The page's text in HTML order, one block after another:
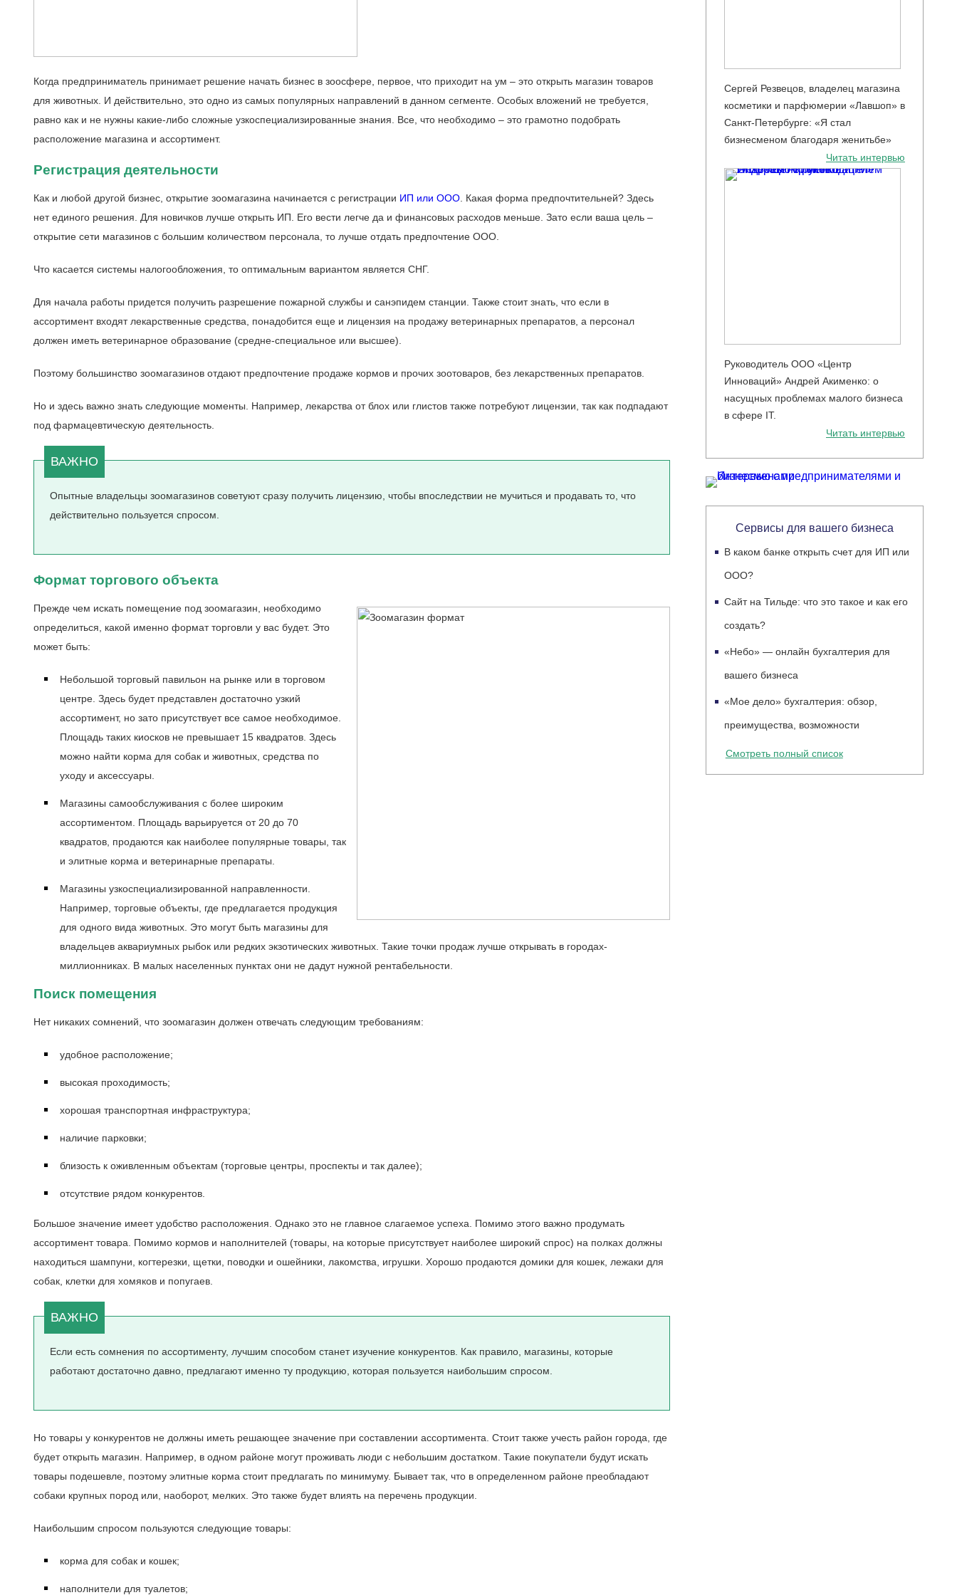
Когда предприниматель принимает решение начать бизнес в зоосфере, первое, что приходит на ум – это открыть магазин товаров
для животных. И действительно, это одно из самых популярных направлений в данном сегменте. Особых вложений не требуется,
равно как и не нужны какие-либо сложные узкоспециализированные знания. Все, что необходимо – это грамотно подобрать
расположение магазина и ассортимент.
Регистрация деятельности
Как и любой другой бизнес, открытие зоомагазина начинается с регистрации ИП или ООО . Какая форма предпочтительней? Здесь
нет единого решения. Для новичков лучше открыть ИП. Его вести легче да и финансовых расходов меньше. Зато если ваша цель –
открытие сети магазинов с большим количеством персонала, то лучше отдать предпочтение ООО.
Что касается системы налогообложения, то оптимальным вариантом является СНГ.
Для начала работы придется получить разрешение пожарной службы и санэпидем станции. Также стоит знать, что если в
ассортимент входят лекарственные средства, понадобится еще и лицензия на продажу ветеринарных препаратов, а персонал
должен иметь ветеринарное образование (средне-специальное или высшее).
Поэтому большинство зоомагазинов отдают предпочтение продаже кормов и прочих зоотоваров, без лекарственных препаратов.
Но и здесь важно знать следующие моменты. Например, лекарства от блох или глистов также потребуют лицензии, так как подпадают
под фармацевтическую деятельность.
Опытные владельцы зоомагазинов советуют сразу получить лицензию, чтобы впоследствии не мучиться и продавать то, что
действительно пользуется спросом.
Формат торгового объекта
Прежде чем искать помещение под зоомагазин, необходимо
определиться, какой именно формат торговли у вас будет. Это
может быть:
Небольшой торговый павильон на рынке или в торговом
центре. Здесь будет представлен достаточно узкий
ассортимент, но зато присутствует все самое необходимое.
Площадь таких киосков не превышает 15 квадратов. Здесь
можно найти корма для собак и животных, средства по
уходу и аксессуары.
Магазины самообслуживания с более широким
ассортиментом. Площадь варьируется от 20 до 70
квадратов, продаются как наиболее популярные товары, так
и элитные корма и ветеринарные препараты.
Магазины узкоспециализированной направленности.
Например, торговые объекты, где предлагается продукция
для одного вида животных. Это могут быть магазины для
владельцев аквариумных рыбок или редких экзотических животных. Такие точки продаж лучше открывать в городах-
миллионниках. В малых населенных пунктах они не дадут нужной рентабельности.
Поиск помещения
Нет никаких сомнений, что зоомагазин должен отвечать следующим требованиям:
удобное расположение;
высокая проходимость;
хорошая транспортная инфраструктура;
наличие парковки;
близость к оживленным объектам (торговые центры, проспекты и так далее);
отсутствие рядом конкурентов.
Большое значение имеет удобство расположения. Однако это не главное слагаемое успеха. Помимо этого важно продумать
ассортимент товара. Помимо кормов и наполнителей (товары, на которые присутствует наиболее широкий спрос) на полках должны
находиться шампуни, когтерезки, щетки, поводки и ошейники, лакомства, игрушки. Хорошо продаются домики для кошек, лежаки для
собак, клетки для хомяков и попугаев.
Если есть сомнения по ассортименту, лучшим способом станет изучение конкурентов. Как правило, магазины, которые
работают достаточно давно, предлагают именно ту продукцию, которая пользуется наибольшим спросом.
Но товары у конкурентов не должны иметь решающее значение при составлении ассортимента. Стоит также учесть район города, где
будет открыть магазин. Например, в одном районе могут проживать люди с небольшим достатком. Такие покупатели будут искать
товары подешевле, поэтому элитные корма стоит предлагать по минимуму. Бывает так, что в определенном районе преобладают
собаки крупных пород или, наоборот, мелких. Это также будет влиять на перечень продукции.
Наибольшим спросом пользуются следующие товары:
корма для собак и кошек;
наполнители для туалетов;
Сергей Резвецов, владелец магазина
косметики и парфюмерии «Лавшоп» в
Санкт-Петербурге: «Я стал
бизнесменом благодаря женитьбе»
Читать интервью
Руководитель ООО «Центр
Инноваций» Андрей Акименко: о
насущных проблемах малого бизнеса
в сфере IT.
Читать интервью
Сервисы для вашего бизнеса
В каком банке открыть счет для ИП или
ООО?
Сайт на Тильде: что это такое и как его
создать?
«Небо» — онлайн бухгалтерия для
вашего бизнеса
«Мое дело» бухгалтерия: обзор,
преимущества, возможности
Смотреть полный список